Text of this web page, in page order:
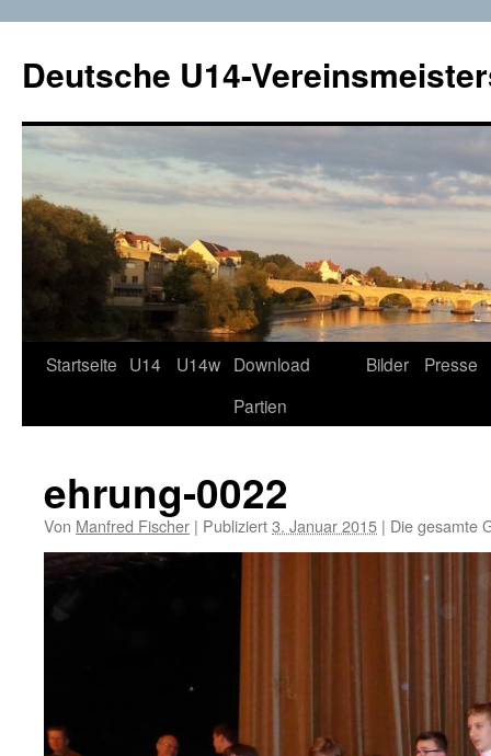
Deutsche U14-
Zum
Startseite U14 U14w Download
Partien
Bilder Presse
ehrung-0022
Von Manfred Fischer | Publiziert3. Januar 2015 | Die gesamte